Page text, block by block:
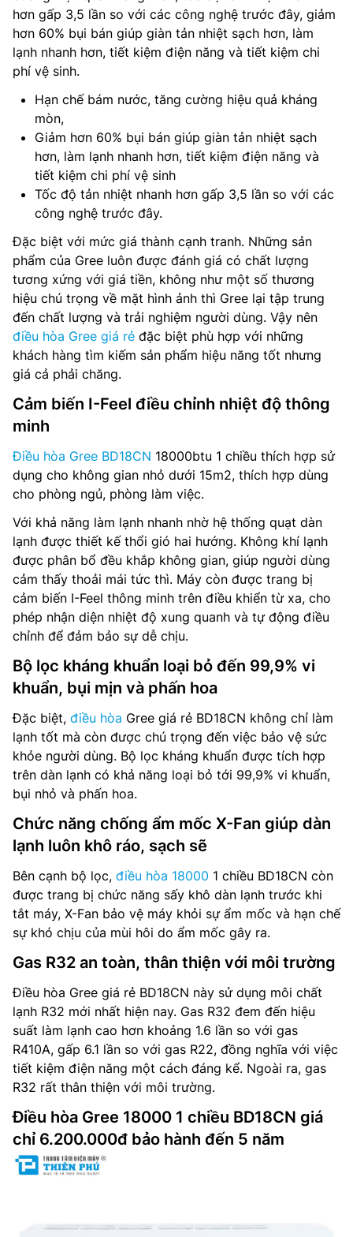
hơn gấp 3,5 lần so với các công nghệ trước đây, giảm
hơn 60% bụi bán giúp giàn tản nhiệt sạch hơn, làm
lạnh nhanh hơn, tiết kiệm điện năng và tiết kiệm chi
phí vệ sinh.
Hạn chế bám nước, tăng cường hiệu quả kháng
mòn,
Giảm hơn 60% bụi bán giúp giàn tản nhiệt sạch
hơn, làm lạnh nhanh hơn, tiết kiệm điện năng và
tiết kiệm chi phí vệ sinh
Tốc độ tản nhiệt nhanh hơn gấp 3,5 lần so với các
công nghệ trước đây.
Đặc biệt với mức giá thành cạnh tranh. Những sản
phẩm của Gree luôn được đánh giá có chất lượng
tương xứng với giá tiền, không như một số thương
hiệu chú trọng về mặt hình ảnh thì Gree lại tập trung
đến chất lượng và trải nghiệm người dùng. Vậy nên
điều hòa Gree giá rẻ đặc biệt phù hợp với những
khách hàng tìm kiếm sản phẩm hiệu năng tốt nhưng
giá cả phải chăng.
Cảm biến I-Feel điều chỉnh nhiệt độ thông
minh
Điều hòa Gree BD18CN 18000btu 1 chiều thích hợp sử
dụng cho không gian nhỏ dưới 15m2, thích hợp dùng
cho phòng ngủ, phòng làm việc.
Với khả năng làm lạnh nhanh nhờ hệ thống quạt dàn
lạnh được thiết kế thổi gió hai hướng. Không khí lạnh
được phân bổ đều khắp không gian, giúp người dùng
cảm thấy thoải mái tức thì. Máy còn được trang bị
cảm biến I-Feel thông minh trên điều khiển từ xa, cho
phép nhận diện nhiệt độ xung quanh và tự động điều
chỉnh để đảm bảo sự dễ chịu.
Bộ lọc kháng khuẩn loại bỏ đến 99,9% vi
khuẩn, bụi mịn và phấn hoa
Đặc biệt, điều hòa Gree giá rẻ BD18CN không chỉ làm
lạnh tốt mà còn được chú trọng đến việc bảo vệ sức
khỏe người dùng. Bộ lọc kháng khuẩn được tích hợp
trên dàn lạnh có khả năng loại bỏ tới 99,9% vi khuẩn,
bụi nhỏ và phấn hoa.
Chức năng chống ẩm mốc X-Fan giúp dàn
lạnh luôn khô ráo, sạch sẽ
Bên cạnh bộ lọc, điều hòa 18000 1 chiều BD18CN còn
được trang bị chức năng sấy khô dàn lạnh trước khi
tắt máy, X-Fan bảo vệ máy khỏi sự ẩm mốc và hạn chế
sự khó chịu của mùi hôi do ẩm mốc gây ra.
Gas R32 an toàn, thân thiện với môi trường
Điều hòa Gree giá rẻ BD18CN này sử dụng môi chất
lạnh R32 mới nhất hiện nay. Gas R32 đem đến hiệu
suất làm lạnh cao hơn khoảng 1.6 lần so với gas
R410A, gấp 6.1 lần so với gas R22, đồng nghĩa với việc
tiết kiệm điện năng một cách đáng kể. Ngoài ra, gas
R32 rất thân thiện với môi trường.
Điều hòa Gree 18000 1 chiều BD18CN giá
chỉ 6.200.000đ bảo hành đến 5 năm